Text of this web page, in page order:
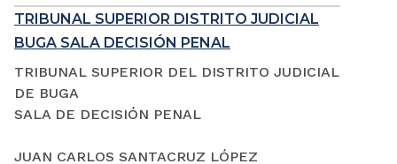
TRIBUNAL SUPERIOR DISTRITO JUDICIAL
BUGA SALA DECISIÓN PENAL
TRIBUNAL SUPERIOR DEL DISTRITO JUDICIAL
DE BUGA
SALA DE DECISIÓN PENAL
JUAN CARLOS SANTACRUZ LÓPEZ